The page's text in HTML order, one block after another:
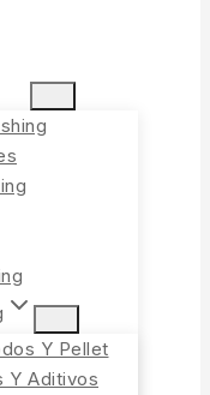
Y Pellet
Y Aditivos